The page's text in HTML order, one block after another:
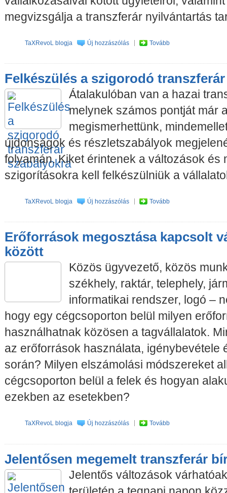
megvizsgálja a transzferár nyilvántartás
TaXRevoL blogja Új hozzászólás Tovább
Felkészülés a szigorodó
Átalakulóban van a hazai
melynek számos pontját már
megismerhettünk,
újdonságok és részletszabályok
folyamán. Kiket érintenek a változások és
szigorításokra kell felkészülniük a
TaXRevoL blogja Új hozzászólás Tovább
Erőforrások megosztása kapcsolt
között
Közös ügyvezető, közös
székhely, raktár, telephely,
informatikai rendszer, logó –
hogy egy cégcsoporton belül milyen
használhatnak közösen a tagvállalatok.
az erőforrások használata, igénybevétele
során? Milyen elszámolási módszereket
cégcsoporton belül a felek és hogyan
ezekben az esetekben?
TaXRevoL blogja Új hozzászólás Tovább
Jelentősen megemelt transzferár
Jelentős változások